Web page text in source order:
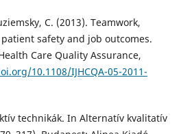
C. (2013). Teamwork,
safety and job outcomes.
Care Quality Assurance,
10.1108/IJHCQA-05-2011-
technikák. In Alternatív kvalitatív